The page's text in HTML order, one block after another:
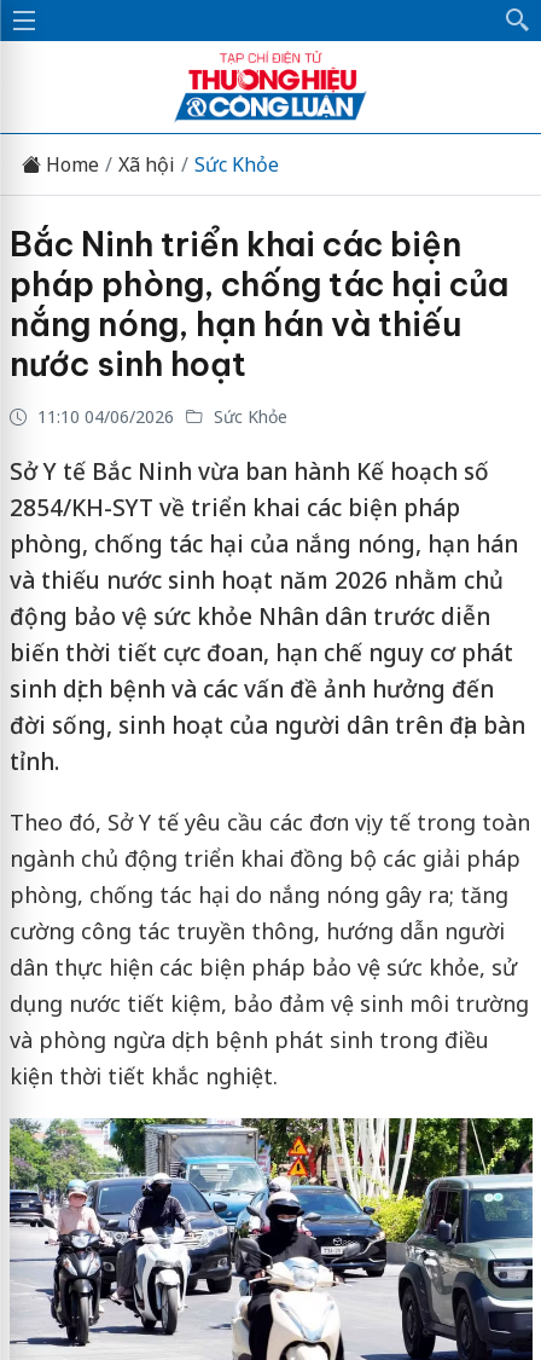
Home Xã hội Sức Khỏe
Bắc Ninh triển khai các biện
pháp phòng, chống tác hại của
nắng nóng, hạn hán và thiếu
nước sinh hoạt
11:10 04/06/2026 Sức Khỏe
Sở Y tế Bắc Ninh vừa ban hành Kế hoạch số
2854/KH-SYT về triển khai các biện pháp
phòng, chống tác hại của nắng nóng, hạn hán
và thiếu nước sinh hoạt năm 2026 nhằm chủ
động bảo vệ sức khỏe Nhân dân trước diễn
biến thời tiết cực đoan, hạn chế nguy cơ phát
sinh dịch bệnh và các vấn đề ảnh hưởng đến
đời sống, sinh hoạt của người dân trên địa bàn
tỉnh.
Theo đó, Sở Y tế yêu cầu các đơn vị y tế trong toàn
ngành chủ động triển khai đồng bộ các giải pháp
phòng, chống tác hại do nắng nóng gây ra; tăng
cường công tác truyền thông, hướng dẫn người
dân thực hiện các biện pháp bảo vệ sức khỏe, sử
dụng nước tiết kiệm, bảo đảm vệ sinh môi trường
và phòng ngừa dịch bệnh phát sinh trong điều
kiện thời tiết khắc nghiệt.